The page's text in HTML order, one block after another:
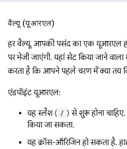
वैल्यू (यूआरएल)
हर वैल्यू, आपकी पसंद का एक यूआरएल
पर भेजी जाएंगी. यहां सेट किया जाने
करता है कि आपने पहले चरण में क्या तय
एंडपॉइंट यूआरएल:
यह स्लैश ( / ) से शुरू होना
किया जा सकता.
यह क्रॉस-ऑरिजिन हो सकता है.